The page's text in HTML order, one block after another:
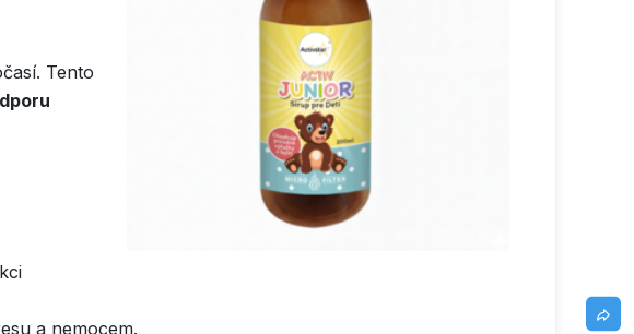
Tento
a nemocem.